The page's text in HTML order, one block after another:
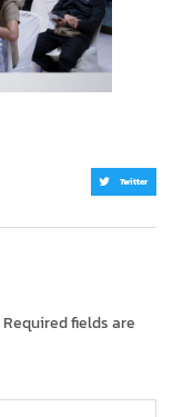
Twitter
Required fields are